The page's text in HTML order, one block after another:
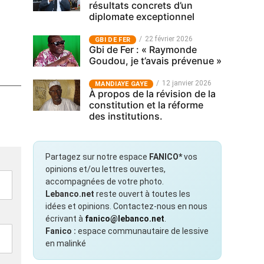
résultats concrets d’un
diplomate exceptionnel
GBI DE FER 22 février 2026
Gbi de Fer : « Raymonde
Goudou, je t’avais prévenue »
MANDIAYE GAYE 12 janvier 2026
À propos de la révision de la
constitution et la réforme
des institutions.
Partagez sur notre espace FANICO*vos
opinions et/ou lettres ouvertes,
accompagnées de votre photo.
Lebanco.net reste ouvert à toutes les
idées et opinions. Contactez-nous en nous
écrivant à fanico@lebanco.net
Fanico : espace communautaire de lessive
en malinké